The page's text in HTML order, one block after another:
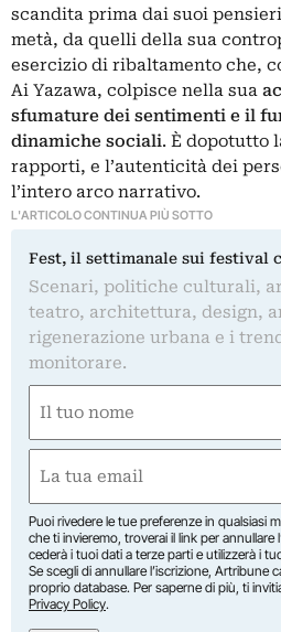
scandita prima dai suoi
metà, da quelli della sua
esercizio di ribaltamento che,
Ai Yazawa, colpisce nella sua
sfumature dei sentimenti e il
dinamiche sociali. È dopotutto
rapporti, e l’autenticità dei
l’intero arco narrativo.
L'ARTICOLO CONTINUA PIÙ SOTTO
Fest, il settimanale sui festival
Scenari, politiche culturali,
teatro, architettura, design,
rigenerazione urbana e i
monitorare.
(Required)
First
(Required)
Puoi rivedere le tue preferenze in qualsiasi
che ti invieremo, troverai il link per annullare
cederà i tuoi dati a terze parti e utilizzerà i
Se scegli di annullare l’iscrizione, Artribune
proprio database. Per saperne di più, ti
Privacy Policy.